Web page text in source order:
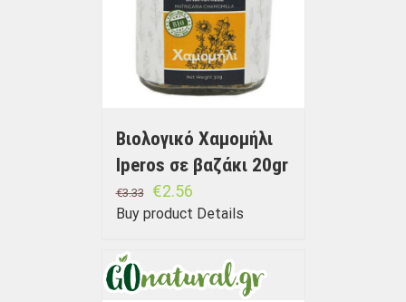
Βιολογικό Χαμομήλι
Iperos σε βαζάκι 20gr
€3.33 €2.56
Buy product Details